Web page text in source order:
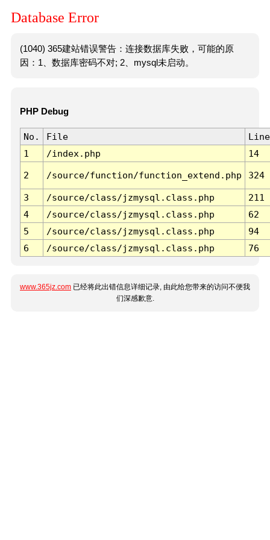
Database Error
(1040) 365建站错误警告：连接数据库失败，可能的原
因：1、数据库密码不对; 2、mysql未启动。
PHP Debug
No. File
Line
1
/index.php 14
2 /source/function/function_extend.php 324
3 /source/class/jzmysql.class.php
211
4
/source/class/jzmysql.class.php
62
5
/source/class/jzmysql.class.php
94
6
/source/class/jzmysql.class.php 76
www.365jz.com 已经将此出错信息详细记录, 由此给您带来的访问不便我
们深感歉意.